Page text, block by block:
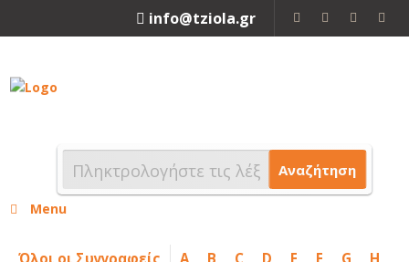
info@tziola.gr
Αναζήτηση
Menu
Όλοι οι Συγγραφείς A B C D E F G
H